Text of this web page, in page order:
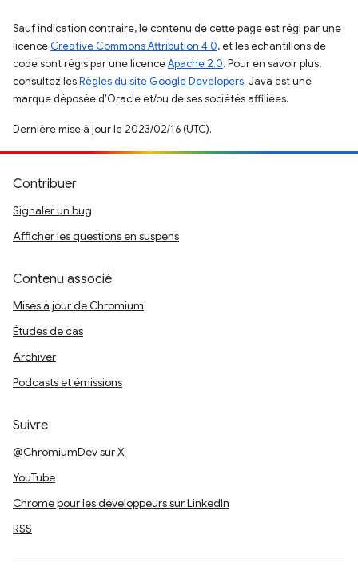
Sauf indication contraire, le contenu de cette page est régi par une
licence Creative Commons Attribution 4.0, et les échantillons de
code sont régis par une licenceApache 2.0. Pour en savoir plus,
consultez lesRègles du site Google Developers. Java est une
marque déposée d'Oracle et/ou de ses sociétés affiliées.
Dernière mise à jour le 2023/02/16 (UTC).
Contribuer
Signaler un bug
Afficher les questions en suspens
Contenu associé
Mises à jour de Chromium
Études de cas
Archiver
Podcasts et émissions
Suivre
@ChromiumDev sur X
YouTube
Chrome pour les développeurs sur LinkedIn
RSS